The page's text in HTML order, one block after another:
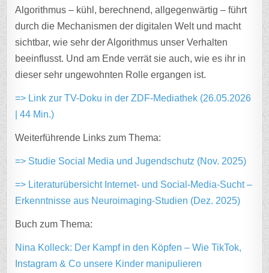
Algorithmus – kühl, berechnend, allgegenwärtig – führt
durch die Mechanismen der digitalen Welt und macht
sichtbar, wie sehr der Algorithmus unser Verhalten
beeinflusst. Und am Ende verrät sie auch, wie es ihr in
dieser sehr ungewohnten Rolle ergangen ist.
=> Link zur TV-Doku in der ZDF-Mediathek (26.05.2026
| 44 Min.)
Weiterführende Links zum Thema:
=> Studie Social Media und Jugendschutz (Nov. 2025)
=> Literaturübersicht Internet- und Social-Media-Sucht –
Erkenntnisse aus Neuroimaging-Studien (Dez. 2025)
Buch zum Thema:
Nina Kolleck: Der Kampf in den Köpfen – Wie TikTok,
Instagram & Co unsere Kinder manipulieren